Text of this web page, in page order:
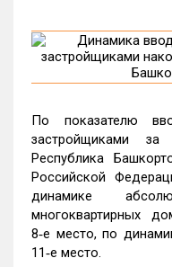
По показателю
застройщиками
Республика
Российской
динамике
многоквартирных
8‑е место, по
11‑е место.